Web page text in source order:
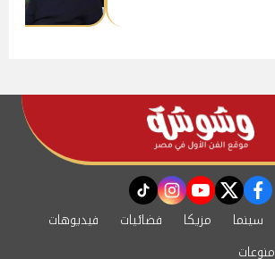
facebook
twitter
youtube
instagram
tiktok
سينما مزيكا فضائيات
فيديوهات
منوعات